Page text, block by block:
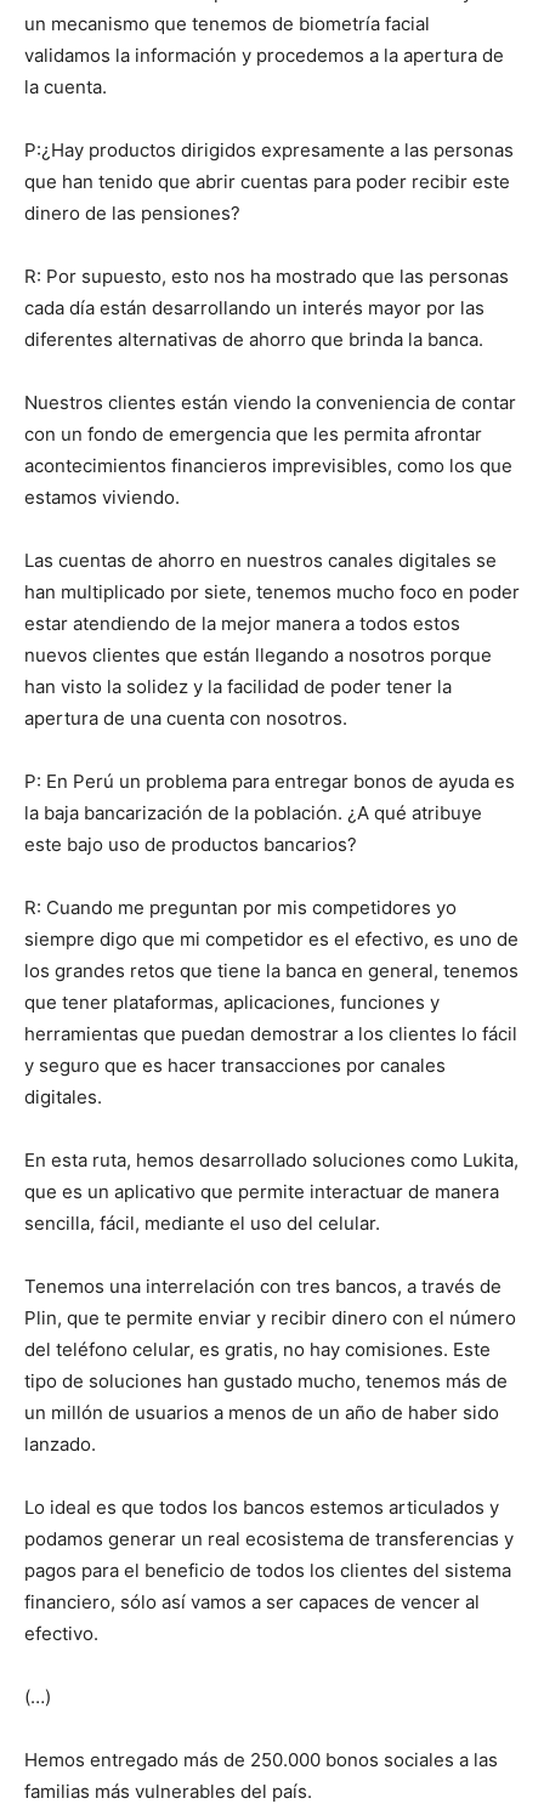
un mecanismo que tenemos de biometría facial
validamos la información y procedemos a la apertura de
la cuenta.
P:¿Hay productos dirigidos expresamente a las personas
que han tenido que abrir cuentas para poder recibir este
dinero de las pensiones?
R: Por supuesto, esto nos ha mostrado que las personas
cada día están desarrollando un interés mayor por las
diferentes alternativas de ahorro que brinda la banca.
Nuestros clientes están viendo la conveniencia de contar
con un fondo de emergencia que les permita afrontar
acontecimientos financieros imprevisibles, como los que
estamos viviendo.
Las cuentas de ahorro en nuestros canales digitales se
han multiplicado por siete, tenemos mucho foco en poder
estar atendiendo de la mejor manera a todos estos
nuevos clientes que están llegando a nosotros porque
han visto la solidez y la facilidad de poder tener la
apertura de una cuenta con nosotros.
P: En Perú un problema para entregar bonos de ayuda es
la baja bancarización de la población. ¿A qué atribuye
este bajo uso de productos bancarios?
R: Cuando me preguntan por mis competidores yo
siempre digo que mi competidor es el efectivo, es uno de
los grandes retos que tiene la banca en general, tenemos
que tener plataformas, aplicaciones, funciones y
herramientas que puedan demostrar a los clientes lo fácil
y seguro que es hacer transacciones por canales
digitales.
En esta ruta, hemos desarrollado soluciones como Lukita,
que es un aplicativo que permite interactuar de manera
sencilla, fácil, mediante el uso del celular.
Tenemos una interrelación con tres bancos, a través de
Plin, que te permite enviar y recibir dinero con el número
del teléfono celular, es gratis, no hay comisiones. Este
tipo de soluciones han gustado mucho, tenemos más de
un millón de usuarios a menos de un año de haber sido
lanzado.
Lo ideal es que todos los bancos estemos articulados y
podamos generar un real ecosistema de transferencias y
pagos para el beneficio de todos los clientes del sistema
financiero, sólo así vamos a ser capaces de vencer al
efectivo.
(…)
Hemos entregado más de 250.000 bonos sociales a las
familias más vulnerables del país.